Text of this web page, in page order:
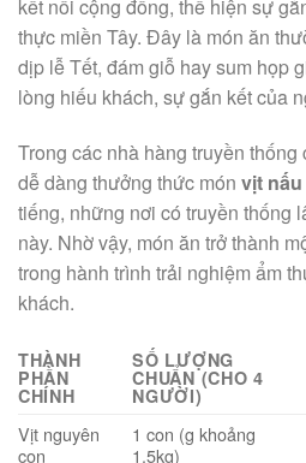
kết nối cộng đồng, thể hiện sự
thực miền Tây. Đây là món ăn
dịp lễ Tết, đám giỗ hay sum họp
lòng hiếu khách, sự gắn kết của
Trong các nhà hàng truyền
dễ dàng thưởng thức món vịt
tiếng, những nơi có truyền thống
này. Nhờ vậy, món ăn trở thành
trong hành trình trải nghiệm ẩm
khách.
THÀNH
PHẦN
CHÍNH
SỐ LƯỢNG
CHUẨN (CHO 4
NGƯỜI)
Vịt nguyên
con
1 con (g khoảng
1.5kg)